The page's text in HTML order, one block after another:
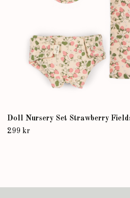
Doll Nursery Set Strawberry
299 kr